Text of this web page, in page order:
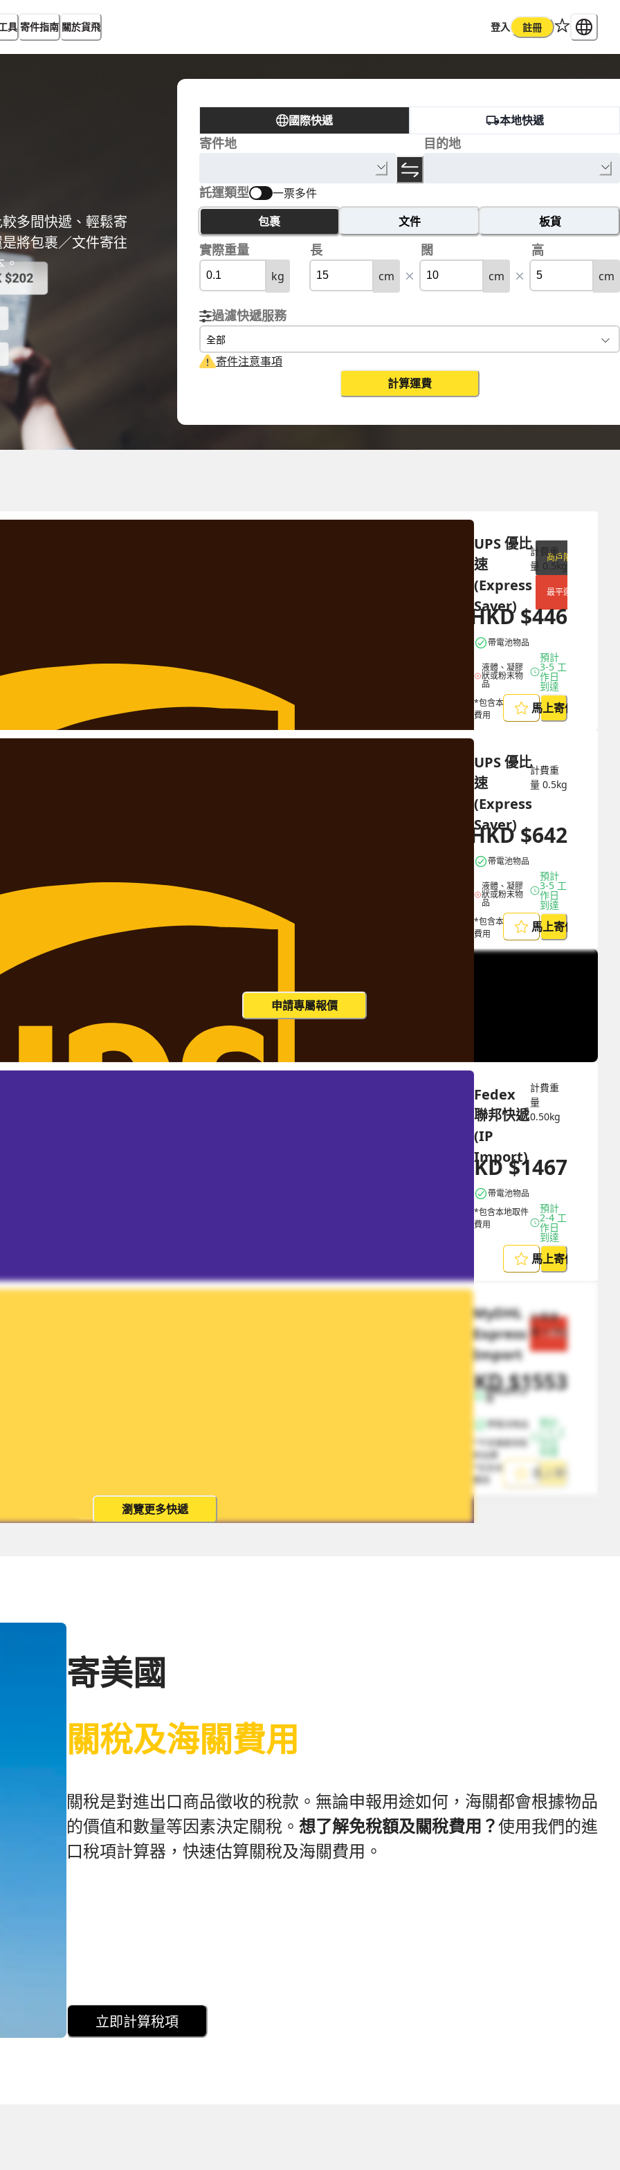
具 寄件指南 關於貨飛 登入 註冊
多間快遞、輕鬆寄
將包裹／文件寄往
。
國際快遞 本地快遞
寄件地 目的地
託運類型 一票多件
包裹 文件 板貨
實際重量 長 闊 高
kg cm cm cm
過濾快遞服務
全部
寄件注意事項
計算運費
UPS 優比
速
(Express
Saver)
商戶限定
最平運費
帶電池物品
液體、凝膠
狀或粉末物
品
*包含本地取件
費用
計費重
量 0.5kg
HKD$446
預計
3-5 工
作日
到達
馬上寄件
UPS 優比
速
(Express
Saver)
帶電池物品
液體、凝膠
狀或粉末物
品
*包含本地取件
費用
計費重
量 0.5kg
HKD$642
預計
3-5 工
作日
到達
馬上寄件
申請專屬報價
Fedex
聯邦快遞
(IP
Import)
帶電池物品
*包含本地取件
費用
計費重
量
0.50kg
HKD$1467
預計
2-4 工
作日
到達
馬上寄件
MyDHL
Express
Import
節省 $
無偏遠附加
費
帶電池物品
*不含偏遠地區
*包含本地取件
計費重
量
0.5kg
HKD$1553
預計
瀏覽更多快遞
寄美國
關稅及海關費用
關稅是對進出口商品徵收的稅款。無論申報用途如何，海關都會根據物品
的價值和數量等因素決定關稅。 想了解免稅額及關稅費用？使用我們的進
口稅項計算器，快速估算關稅及海關費用。
立即計算稅項